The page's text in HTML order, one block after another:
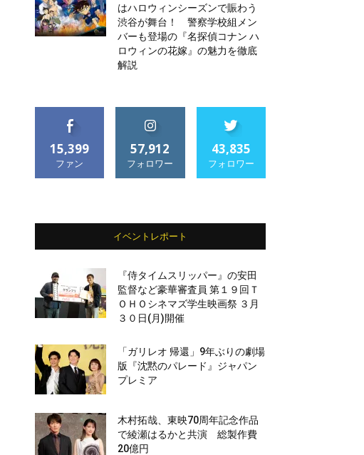
はハロウィンシーズンで賑わう
渋谷が舞台！ 警察学校組メン
バーも登場の『名探偵コナン ハ
ロウィンの花嫁』の魅力を徹底
解説
15,399
ファン
57,912
フォロワー
43,835
フォロワー
イベントレポート
『侍タイムスリッパー』の安田
監督など豪華審査員 第１９回Ｔ
ＯＨＯシネマズ学生映画祭 ３月
３０日(月)開催
「ガリレオ 帰還」9年ぶりの劇場
版『沈黙のパレード』ジャパン
プレミア
木村拓哉、東映70周年記念作品
で綾瀬はるかと共演 総製作費
20億円